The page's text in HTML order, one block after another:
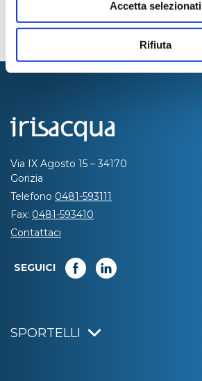
Accetta selezionati
Rifiuta
Via IX Agosto 15 – 34170
Gorizia
Telefono 0481-593111
Fax: 0481-593410
Contattaci
SEGUICI
SPORTELLI